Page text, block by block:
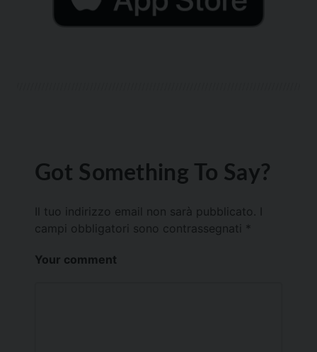
Got Something To Say?
Il tuo indirizzo email non sarà pubblicato.
campi obbligatori sono contrassegnati *
Your comment